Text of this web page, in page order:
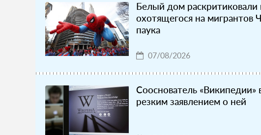
Белый дом раскритиковали
охотящегося на мигрантов
паука
07/08/2026
Сооснователь «Википедии»
резким заявлением о ней